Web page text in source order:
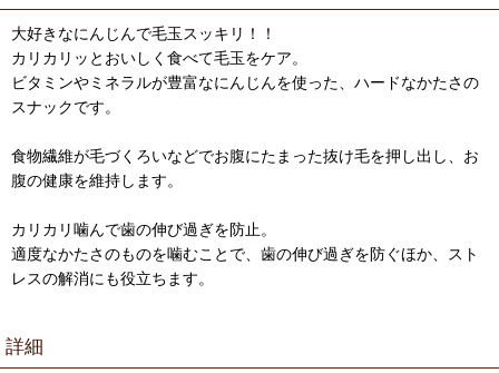
大好きなにんじんで毛玉スッキリ！！
カリカリッとおいしく食べて毛玉をケア。
ビタミンやミネラルが豊富なにんじんを使った、ハードなかたさの
スナックです。
食物繊維が毛づくろいなどでお腹にたまった抜け毛を押し出し、お
腹の健康を維持します。
カリカリ噛んで歯の伸び過ぎを防止。
適度なかたさのものを噛むことで、歯の伸び過ぎを防ぐほか、スト
レスの解消にも役立ちます。
詳細